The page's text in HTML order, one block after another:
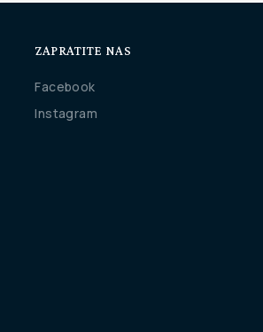
ZAPRATITE NAS
Facebook
Instagram